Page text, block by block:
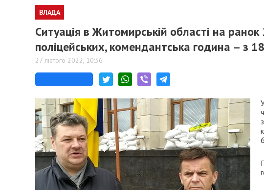
ВЛАДА
Ситуація в Житомирській області на
поліцейських, комендантська година – з
27 лютого 2022, 10:36